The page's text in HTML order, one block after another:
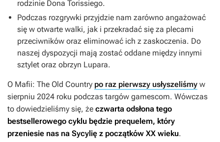
rodzinie Dona Torissiego.
Podczas rozgrywki przyjdzie nam zarówno angażować
się w otwarte walki, jak i przekradać się za plecami
przeciwników oraz eliminować ich z zaskoczenia. Do
naszej dyspozycji mają zostać oddane między innymi
sztylet oraz obrzyn Lupara.
O Mafii: The Old Country po raz pierwszy usłyszeliśmy w
sierpniu 2024 roku podczas targów gamescom. Wówczas
to dowiedzieliśmy się, że czwarta odsłona tego
bestsellerowego cyklu będzie prequelem, który
przeniesie nas na Sycylię z początków XX wieku.